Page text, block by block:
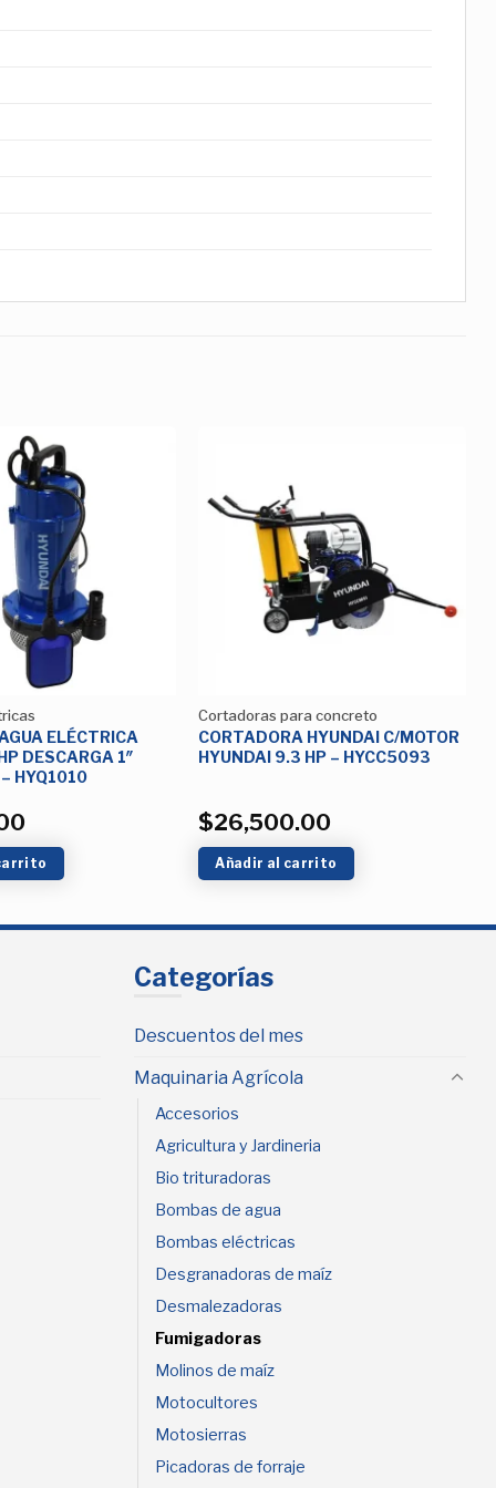
ELÉCTRICA
DESCARGA 1″
HYQ1010
Cortadoras para concreto
CORTADORA HYUNDAI C/MOTOR
HYUNDAI 9.3 HP – HYCC5093
$26,500.00
Añadir al carrito
Categorías
Descuentos del mes
Maquinaria Agrícola
Accesorios
Agricultura y Jardineria
Bio trituradoras
Bombas de agua
Bombas eléctricas
Desgranadoras de maíz
Desmalezadoras
Fumigadoras
Molinos de maíz
Motocultores
Motosierras
Picadoras de forraje